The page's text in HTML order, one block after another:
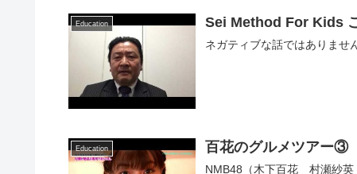
Education Sei Method For Kids
ネガティブな話ではありませ
Education 百花のグルメツアー③
NMB48（木下百花 村瀬紗英